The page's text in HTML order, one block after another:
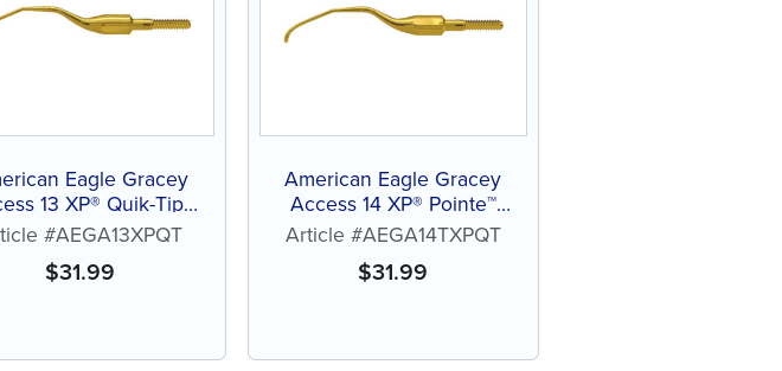
Eagle Gracey
13 XP® Quik-Tip™
sans affûtage
#AEGA13XPQT
$31.99
American Eagle Gracey
Access 14 XP® Pointe™
mince sans affûtage
Article #AEGA14TXPQT
$31.99